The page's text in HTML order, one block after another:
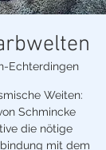
Echterdingen
Weiten:
Schmincke
die nötige
mit dem